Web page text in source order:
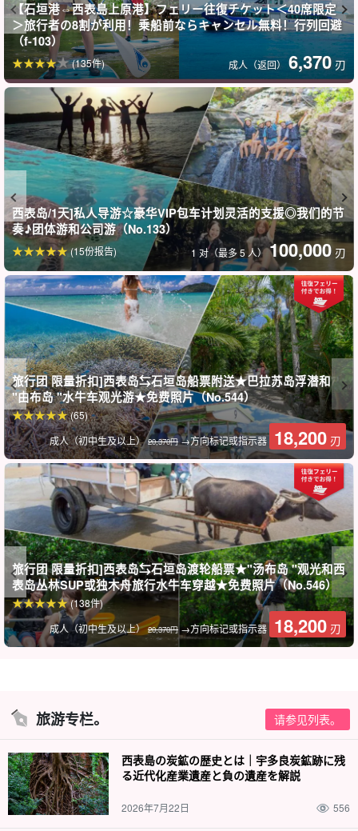
第一次来到西表岛而焦虑不安的人！希望有一名向导随时提供
支持的游客。
在旅行的特殊时刻和纪念活动中，您希望尽情享受，因为这是一个
重要的时刻，所以您希望通过 "私人包机"☆将其发挥到极致。
免费照片数据礼物
在游览过程中，导游会用特制的防水相机为您拍照，并免费为您提
供数据。
导游都是水上救生员资格。
因此欢迎小孩子和游泳水平较差的人加入我们！
【石垣港⇔西表島上原港】フェリー往復チケット＜40席限定
＞旅行者の8割が利用！乗船前ならキャンセル無料！行列回避
（f-103）
成人（返回） 6,370 刃
(135件)
西表岛/1天]私人导游☆豪华VIP包车计划灵活的支援◎我们的节
奏♪团体游和公司游（No.133）
1 对（最多 5 人）100,000 刃
(15份报告)
旅行团 限量折扣]西表岛⇆石垣岛船票附送★巴拉苏岛浮潜和
"由布岛 "水牛车观光游★免费照片（No.544）
成人（初中生及以上）20,370円→方向标记或指示器 18,200 刃
(65)
旅行团 限量折扣]西表岛⇆石垣岛渡轮船票★"汤布岛 "观光和西
表岛丛林SUP或独木舟旅行水牛车穿越★免费照片（No.546）
成人（初中生及以上）20,370円→方向标记或指示器 18,200 刃
(138件)
旅游专栏。 请参见列表。
西表島の炭鉱の歴史とは｜宇多良炭鉱跡に残
る近代化産業遺産と負の遺産を解説
2026年7月22日 556